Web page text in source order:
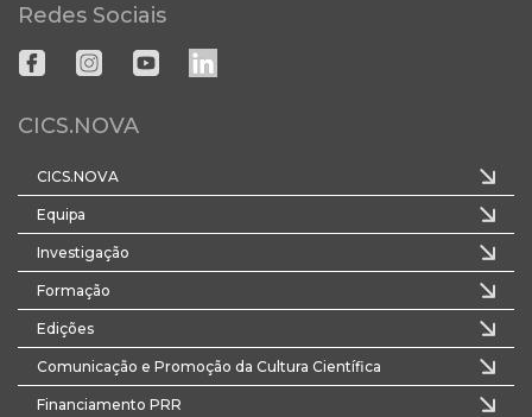
Redes Sociais
CICS.NOVA
CICS.NOVA
Equipa
Investigação
Formação
Edições
Comunicação e Promoção da Cultura Científica
Financiamento PRR